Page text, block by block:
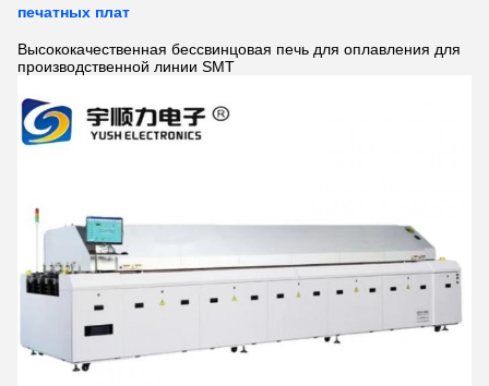
печатных плат
Высококачественная бессвинцовая печь для оплавления для
производственной линии SMT